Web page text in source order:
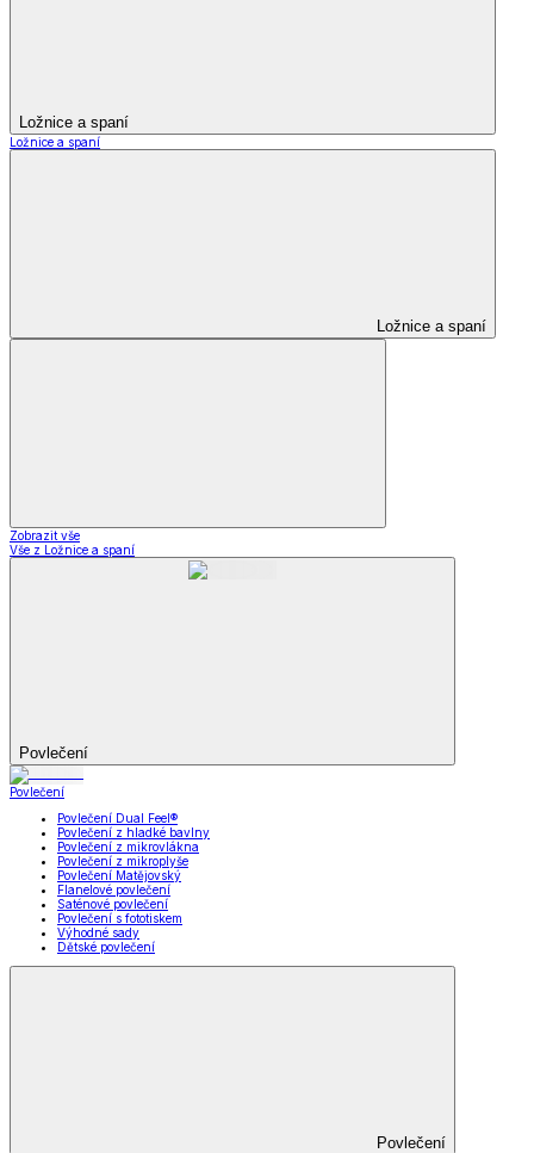
Ložnice a spaní
Ložnice a spaní
Ložnice a spaní
Zobrazit vše
Vše z Ložnice a spaní
Povlečení
Povlečení
Povlečení Dual Feel®
Povlečení z hladké bavlny
Povlečení z mikrovlákna
Povlečení z mikroplyše
Povlečení Matějovský
Flanelové povlečení
Saténové povlečení
Povlečení s fototiskem
Výhodné sady
Dětské povlečení
Povlečení